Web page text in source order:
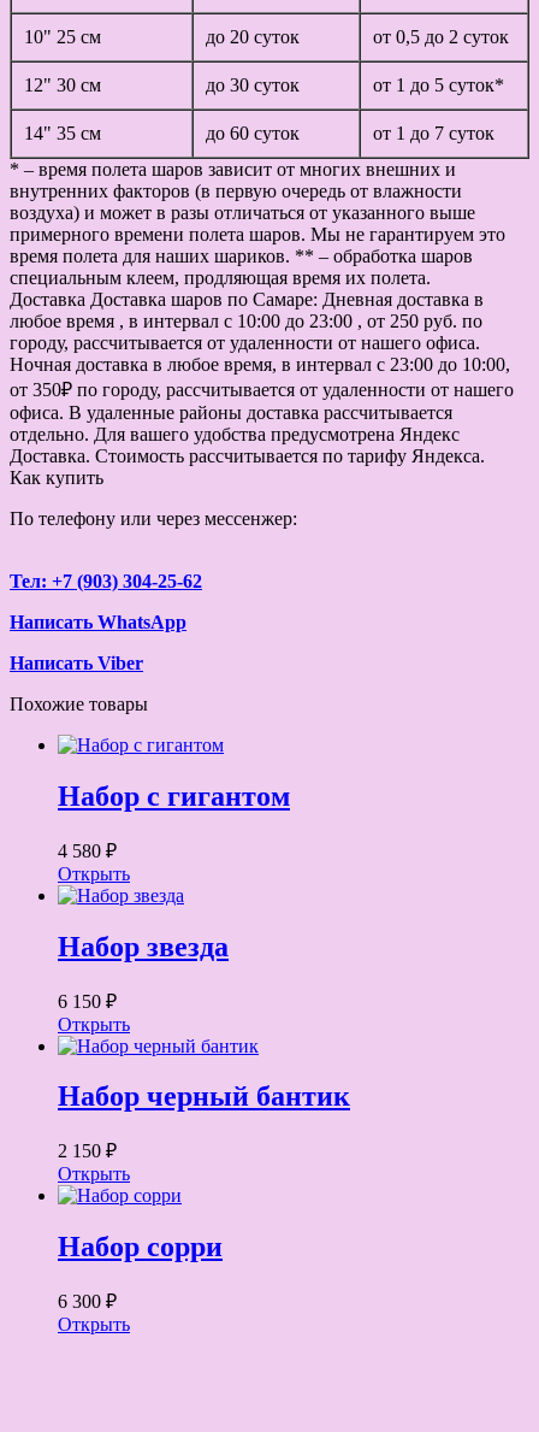
10" 25 см до 20 суток от 0,5 до 2 суток
12" 30 см до 30 суток от 1 до 5 суток*
14" 35 см до 60 суток
от 1 до 7 суток
* – время полета шаров зависит от многих внешних и
внутренних факторов (в первую очередь от влажности
воздуха) и может в разы отличаться от указанного выше
примерного времени полета шаров. Мы не гарантируем это
время полета для наших шариков. ** – обработка шаров
специальным клеем, продляющая время их полета.
Доставка Доставка шаров по Самаре: Дневная доставка в
любое время , в интервал с 10:00 до 23:00 , от 250 руб. по
городу, рассчитывается от удаленности от нашего офиса.
Ночная доставка в любое время, в интервал с 23:00 до 10:00,
от 350₽ по городу, рассчитывается от удаленности от нашего
офиса. В удаленные районы доставка рассчитывается
отдельно. Для вашего удобства предусмотрена Яндекс
Доставка. Стоимость рассчитывается по тарифу Яндекса.
Как купить
По телефону или через мессенжер:
Тел: +7 (903) 304-25-62
Написать WhatsApp
Написать Viber
Похожие товары
Набор с гигантом
4 580 ₽
Открыть
Набор звезда
6 150 ₽
Открыть
Набор черный бантик
2 150 ₽
Открыть
Набор сорри
6 300 ₽
Открыть